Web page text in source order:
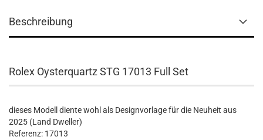
Beschreibung
Rolex Oysterquartz STG 17013 Full Set
dieses Modell diente wohl als Designvorlage für die Neuheit aus
2025 (Land Dweller)
Referenz: 17013